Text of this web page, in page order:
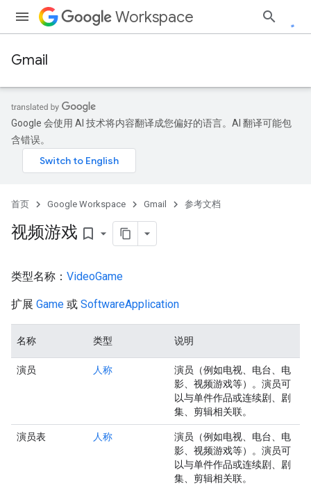
Workspace
Gmail
Google 会使用 AI 技术将内容翻译成您偏好的语言。AI 翻译可能包
含错误。
首页 Google Workspace Gmail 参考文档
视频游戏 bookmark_border
类型名称： VideoGame
扩展 Game 或 SoftwareApplication
名称 类型 说明
演员 人称
演员（例如电视、电台、电
影、视频游戏等）。演员可
以与单件作品或连续剧、剧
集、剪辑相关联。
演员表 人称
演员（例如电视、电台、电
影、视频游戏等）。演员可
以与单件作品或连续剧、剧
集、剪辑相关联。